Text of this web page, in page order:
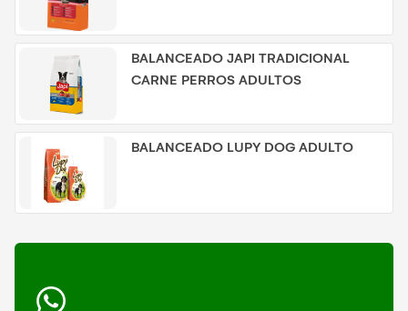
BALANCEADO JAPI TRADICIONAL
CARNE PERROS ADULTOS
BALANCEADO LUPY DOG ADULTO